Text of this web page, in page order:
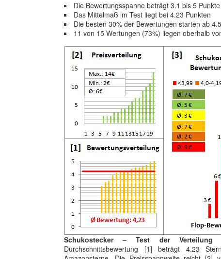
Die Bewertungsspanne beträgt 3.1 bis 5 Punkte
Das Mittelmaß im Test liegt bei 4.23 Punkten
Die besten 30% der Bewertungen starten ab
11 von 15 Wertungen (73%) liegen oberhalb
Schukostecker – Test der
Durchschnittsbewertung [1] beträgt 4.23